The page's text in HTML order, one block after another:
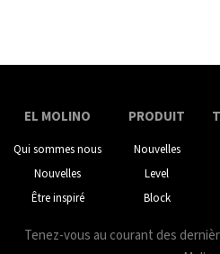
EL MOLINO
Qui sommes nous
Nouvelles
Être inspiré
PRODUIT
Nouvelles
Level
Block
Tenez-vous au courant des